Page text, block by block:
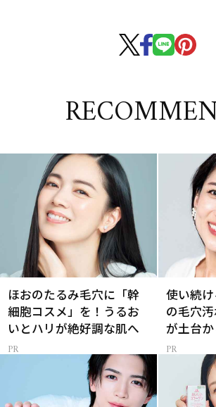
ほおのたるみ毛穴に「幹
細胞コスメ」を！うるお
いとハリが絶好調な肌へ
使い続
の毛穴
が土台